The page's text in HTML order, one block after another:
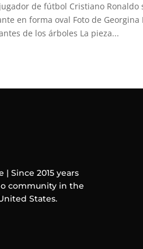
de fútbol Cristiano
en forma oval Foto de
de los árboles La pieza...
| Since 2015 years
community in the
States.